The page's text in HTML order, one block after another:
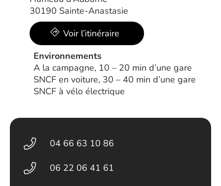
30190 Sainte-Anastasie
Voir l’itinéraire
Environnements
A la campagne, 10 – 20 min d’une gare
SNCF en voiture, 30 – 40 min d’une gare
SNCF à vélo électrique
04 66 63 10 86
06 22 06 41 61